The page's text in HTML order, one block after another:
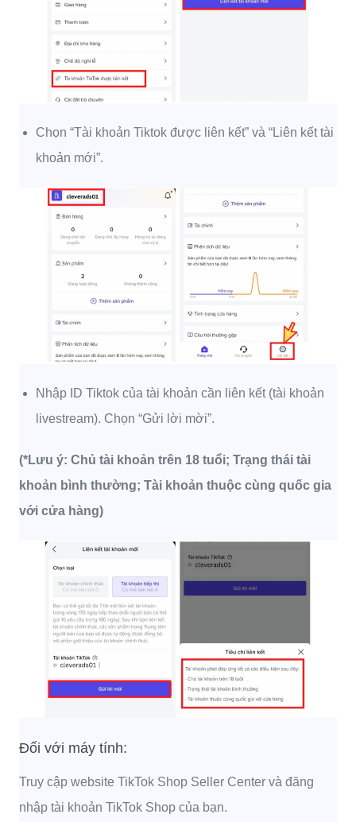
Chọn “Tài khoản Tiktok được liên kết” và “Liên kết tài
khoản mới”.
Nhập ID Tiktok của tài khoản cần liên kết (tài khoản
livestream). Chọn “Gửi lời mời”.
(*Lưu ý: Chủ tài khoản trên 18 tuổi; Trạng thái tài
khoản bình thường; Tài khoản thuộc cùng quốc gia
với cửa hàng)
Đối với máy tính:
Truy cập website TikTok Shop Seller Center và đăng
nhập tài khoản TikTok Shop của bạn.